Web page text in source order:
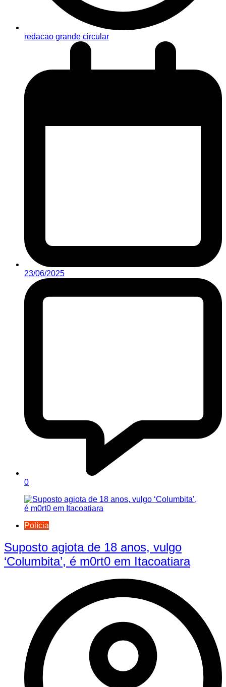
redacao grande circular
23/06/2025
0
Polícia
Suposto agiota de 18 anos, vulgo
‘Columbita’, é m0rt0 em Itacoatiara